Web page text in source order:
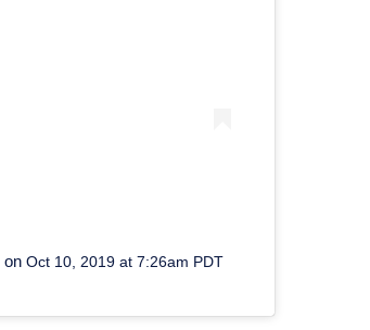
on Oct 10, 2019 at 7:26am PDT